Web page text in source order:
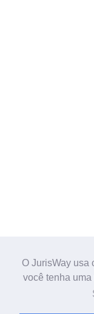
O JurisWay usa
você tenha